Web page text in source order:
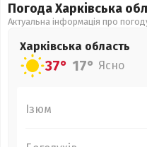
Погода Харківська
Актуальна інформація про
Харківська область
37° 17° Ясно
Ізюм